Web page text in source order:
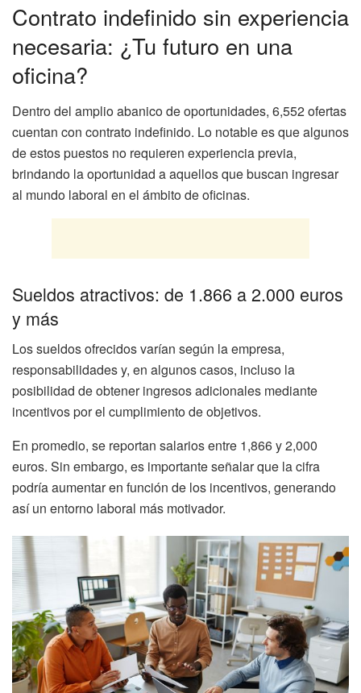
Contrato indefinido sin experiencia
necesaria: ¿Tu futuro en una
oficina?
Dentro del amplio abanico de oportunidades, 6,552 ofertas
cuentan con contrato indefinido. Lo notable es que algunos
de estos puestos no requieren experiencia previa,
brindando la oportunidad a aquellos que buscan ingresar
al mundo laboral en el ámbito de oficinas.
Sueldos atractivos: de 1.866 a 2.000 euros
y más
Los sueldos ofrecidos varían según la empresa,
responsabilidades y, en algunos casos, incluso la
posibilidad de obtener ingresos adicionales mediante
incentivos por el cumplimiento de objetivos.
En promedio, se reportan salarios entre 1,866 y 2,000
euros. Sin embargo, es importante señalar que la cifra
podría aumentar en función de los incentivos, generando
así un entorno laboral más motivador.